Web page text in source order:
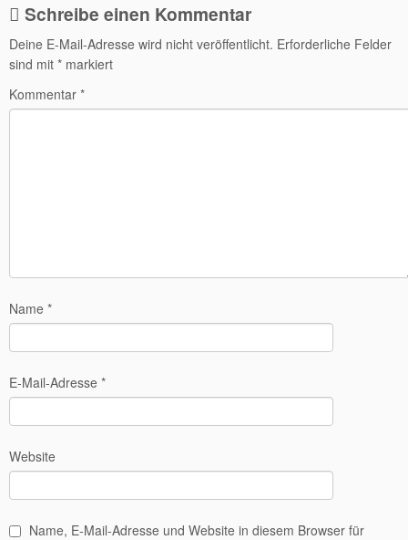
Schreibe einen Kommentar
Deine E-Mail-Adresse wird nicht veröffentlicht. Erforderliche Felder
sind mit * markiert
Kommentar *
Name *
E-Mail-Adresse *
Website
Name, E-Mail-Adresse und Website in diesem Browser für